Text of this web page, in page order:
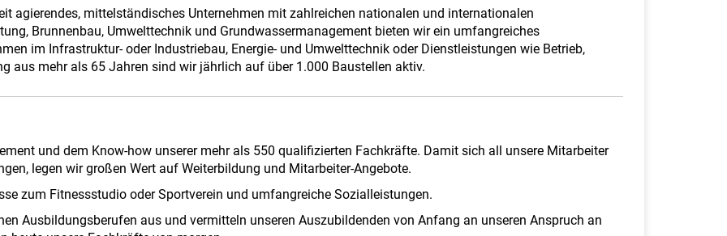
agierendes, mittelständisches Unternehmen mit zahlreichen nationalen und internationalen
Brunnenbau, Umwelttechnik und Grundwassermanagement bieten wir ein umfangreiches
im Infrastruktur- oder Industriebau, Energie- und Umwelttechnik oder Dienstleistungen wie Betrieb,
aus mehr als 65 Jahren sind wir jährlich auf über 1.000 Baustellen aktiv.
und dem Know-how unserer mehr als 550 qualifizierten Fachkräfte. Damit sich all unsere Mitarbeiter
legen wir großen Wert auf Weiterbildung und Mitarbeiter-Angebote.
zum Fitnessstudio oder Sportverein und umfangreiche Sozialleistungen.
Ausbildungsberufen aus und vermitteln unseren Auszubildenden von Anfang an unseren Anspruch an